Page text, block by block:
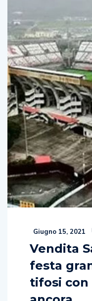
Giugno 15, 2021
Vendita
festa
tifosi con